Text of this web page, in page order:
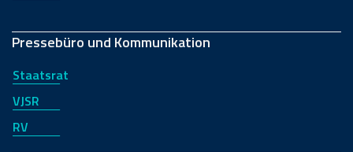
Pressebüro und Kommunikation
Staatsrat
VJSR
RV